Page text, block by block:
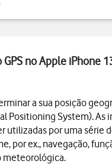
no Apple iPhone
a sua posição
Positioning System). As
utilizadas por uma série
por ex., navegação,
meteorológica.